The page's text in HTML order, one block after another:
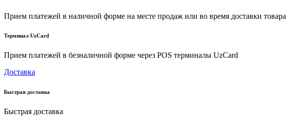
Прием платежей в наличной форме на месте продаж или во время доставки товара
Терминал UzCard
Прием платежей в безналичной форме через POS терминалы UzCard
Доставка
Быстрая доставка
Быстрая доставка